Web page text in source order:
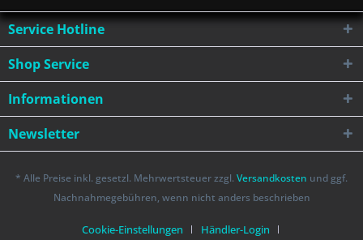
Service Hotline
Shop Service
Informationen
Newsletter
* Alle Preise inkl. gesetzl. Mehrwertsteuer zzgl. Versandkosten und ggf.
Nachnahmegebühren, wenn nicht anders beschrieben
Cookie-Einstellungen
Händler-Login